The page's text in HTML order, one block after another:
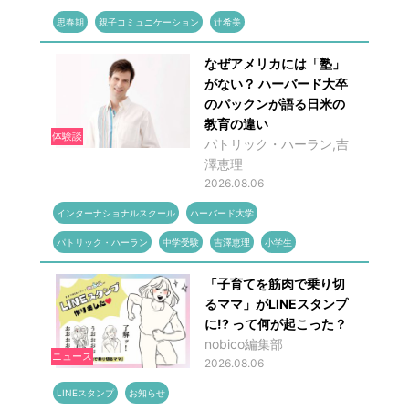
思春期 親子コミュニケーション 辻希美
体験談
なぜアメリカには「塾」
がない？ ハーバード大卒
のパックンが語る日米の
教育の違い
パトリック・ハーラン,吉
澤恵理
2026.08.06
インターナショナルスクール ハーバード大学
パトリック・ハーラン 中学受験 吉澤恵理 小学生
ニュース
「子育てを筋肉で乗り切
るママ」がLINEスタンプ
に!? って何が起こった？
nobico編集部
2026.08.06
LINEスタンプ お知らせ